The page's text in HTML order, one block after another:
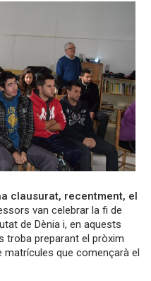
clausurat, recentment, el
van celebrar la fi de
de Dènia i, en aquests
troba preparant el pròxim
matrícules que començarà el